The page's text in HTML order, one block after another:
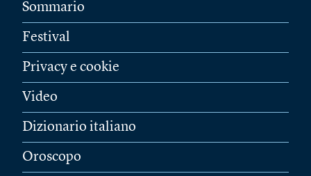
Sommario
Festival
Privacy e cookie
Video
Dizionario italiano
Oroscopo